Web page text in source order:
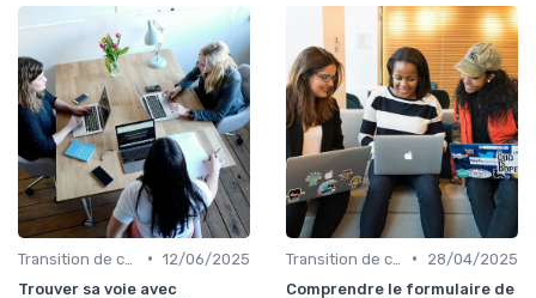
• 12/06/2025
Trouver sa voie avec
•
28/04/2025
Comprendre le formulaire de